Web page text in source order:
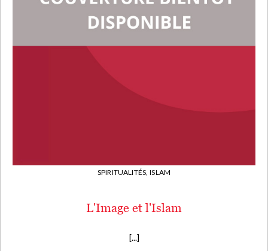
SPIRITUALITÉS, ISLAM
L'Image et l'Islam
[...]